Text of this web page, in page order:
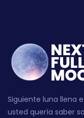
Siguiente luna llena
usted quería saber